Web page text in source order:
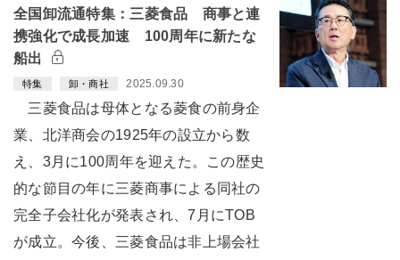
全国卸流通特集：三菱食品 商事と連
携強化で成長加速 100周年に新たな
船出
特集 卸・商社 2025.09.30
三菱食品は母体となる菱食の前身企
業、北洋商会の1925年の設立から数
え、3月に100周年を迎えた。この歴史
的な節目の年に三菱商事による同社の
完全子会社化が発表され、7月にTOB
が成立。今後、三菱食品は非上場会社